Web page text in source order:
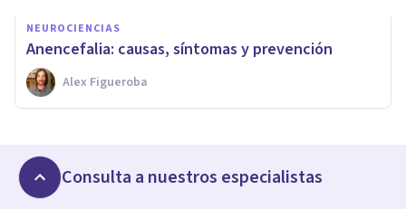
NEUROCIENCIAS
Anencefalia: causas, síntomas y prevención
Alex Figueroba
Consulta a nuestros especialistas